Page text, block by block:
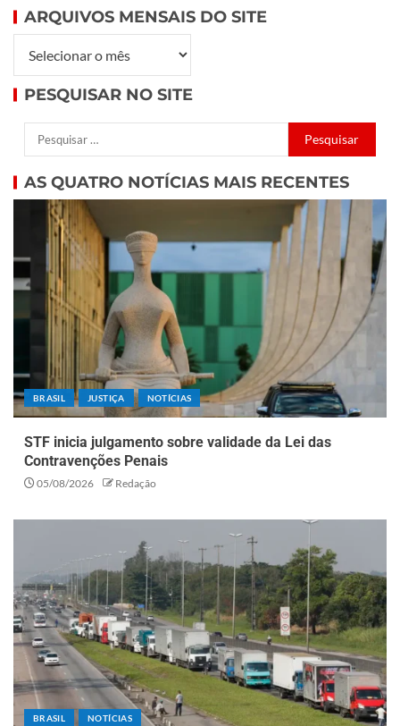
ARQUIVOS MENSAIS DO SITE
PESQUISAR NO SITE
AS QUATRO NOTÍCIAS MAIS RECENTES
BRASIL JUSTIÇA NOTÍCIAS
STF inicia julgamento sobre validade da Lei das
Contravenções Penais
05/08/2026 Redação
BRASIL NOTÍCIAS